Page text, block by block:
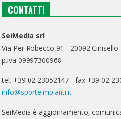
CONTATTI
SeiMedia srl
Via Per Robecco 91 - 20092
p.iva 09997300968
tel. +39 02 23052147 - fax +39 02
info@sporteimpianti.it
SeiMedia è aggiornamento,